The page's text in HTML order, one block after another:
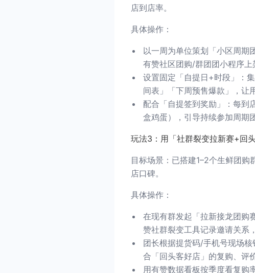
店到店率。
具体操作：
以一周为单位策划「小区周期
有赞社区团购/群团团小程序上
设置固定「自提日+时段」：
间表」「下周预售爆款」，让
配合「自提签到奖励」：每到
盒鸡蛋），引导持续参加周期
玩法3：用「社群裂变拉新赛+回
目标场景：已搭建1–2个生鲜团
店口碑。
具体操作：
在现有群发起「拉新接龙团购
赞社群裂变工具记录邀请关系
团长根据提货码/手机号现场
合「回头客好店」的复购、评
用有赞数据看板按季度看复购